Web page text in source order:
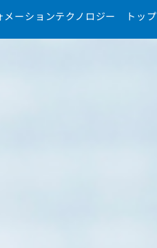
メーションテクノロジー トップ